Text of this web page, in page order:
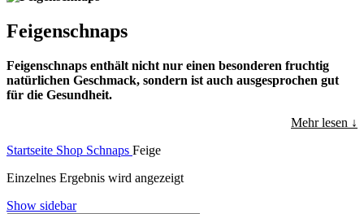
Feigenschnaps
Feigenschnaps enthält nicht nur einen besonderen fruchtig
natürlichen Geschmack, sondern ist auch ausgesprochen gut
für die Gesundheit.
Mehr lesen ↓
Startseite Shop Schnaps Feige
Einzelnes Ergebnis wird angezeigt
Show sidebar